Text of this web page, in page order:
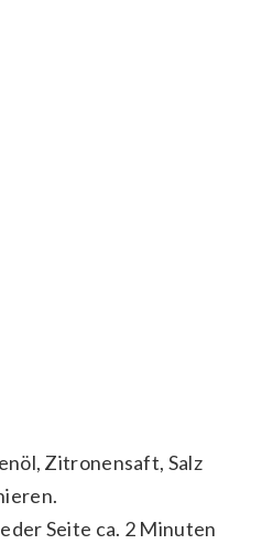
Zitronensaft, Salz
Seite ca. 2 Minuten